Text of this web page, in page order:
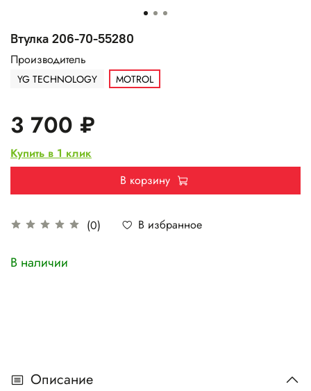
Втулка 206-70-55280
(0) В избранное
В наличии
Производитель
YG TECHNOLOGY MOTROL
3 700 ₽
Купить в 1 клик
В корзину
Описание